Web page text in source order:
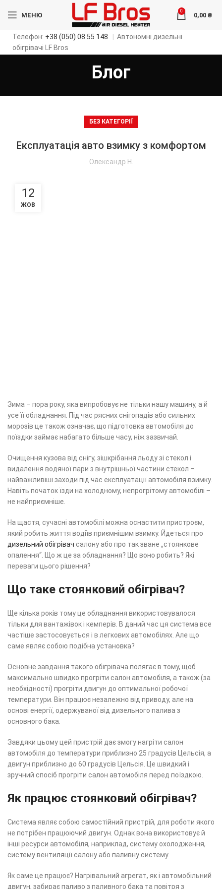
МЕНЮ
0
0,00 ₴
Телефон: +38 (050) 08 55 148
Автономні дизельні
обігрівачі LF Bros
Блог
БЕЗ КАТЕГОРІЇ
Експлуатація авто взимку з комфортом
Олександр Н.
12
ЖОВ
Зима – пора року, яка випробовує не тільки нашу машину, а й
усе її обладнання. Під час рясних снігопадів або сильних
морозів це також означає, що підготовка автомобіля до
поїздки займає набагато більше часу, ніж зазвичай.
Очищення кузова від снігу, зішкрібання льоду зі стекол і
видалення водяної пари з внутрішньої частини стекол –
найважливіші заходи під час експлуатації автомобіля взимку.
Навіть початок їзди на холодному, непрогрітому автомобілі –
не найприємніше.
На щастя, сучасні автомобілі можна оснастити пристроєм,
який робить життя водіїв приємнішим взимку. Йдеться про
дизельний обігрівач салону або про так зване „стоянкове
опалення“. Що ж це за обладнання? Що воно робить? Які
переваги цього рішення?
Що таке стоянковий обігрівач?
Ще кілька років тому це обладнання використовувалося
тільки для вантажівок і кемперів. В даний час ця система все
частіше застосовується і в легкових автомобілях. Але що
саме являє собою подібна установка?
Основне завдання такого обігрівача полягає в тому, щоб
максимально швидко прогріти салон автомобіля, а також (за
необхідності) прогріти двигун до оптимальної робочої
температури. Він працює незалежно від приводу, але на
основі енергії, одержуваної від дизельного палива з
основного бака.
Завдяки цьому цей пристрій дає змогу нагріти салон
автомобіля до температури приблизно 25 градусів Цельсія, а
двигун приблизно до 60 градусів Цельсія. Це швидкий і
зручний спосіб прогріти салон автомобіля перед поїздкою.
Як працює стоянковий обігрівач?
Система являє собою самостійний пристрій, для роботи якого
не потрібен працюючий двигун. Однак вона використовує й
інші ресурси автомобіля, наприклад, систему охолодження,
систему вентиляції салону або паливну систему.
Як саме це працює? Нагрівальний агрегат, як і автомобільний
двигун, забирає паливо з паливного бака та повітря з